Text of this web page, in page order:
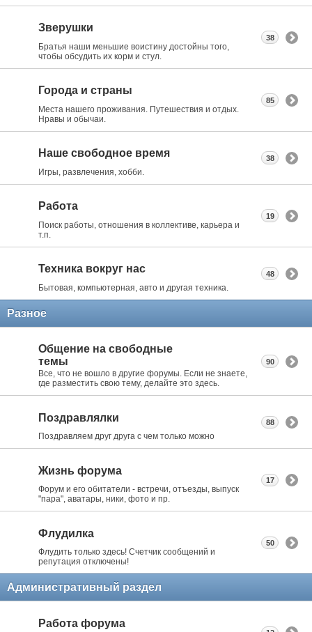
Зверушки
Братья наши меньшие воистину достойны того,
чтобы обсудить их корм и стул.
38
Города и страны
Места нашего проживания. Путешествия и отдых.
Нравы и обычаи.
85
Наше свободное время
Игры, развлечения, хобби.
38
Работа
Поиск работы, отношения в коллективе, карьера и
т.п.
19
Техника вокруг нас
Бытовая, компьютерная, авто и другая техника.
48
Разное
Общение на свободные
темы
Все, что не вошло в другие форумы. Если не знаете,
где разместить свою тему, делайте это здесь.
90
Поздравлялки
Поздравляем друг друга с чем только можно
88
Жизнь форума
Форум и его обитатели - встречи, отъезды, выпуск
"пара", аватары, ники, фото и пр.
17
Флудилка
Флудить только здесь! Счетчик сообщений и
репутация отключены!
50
Административный раздел
Работа форума